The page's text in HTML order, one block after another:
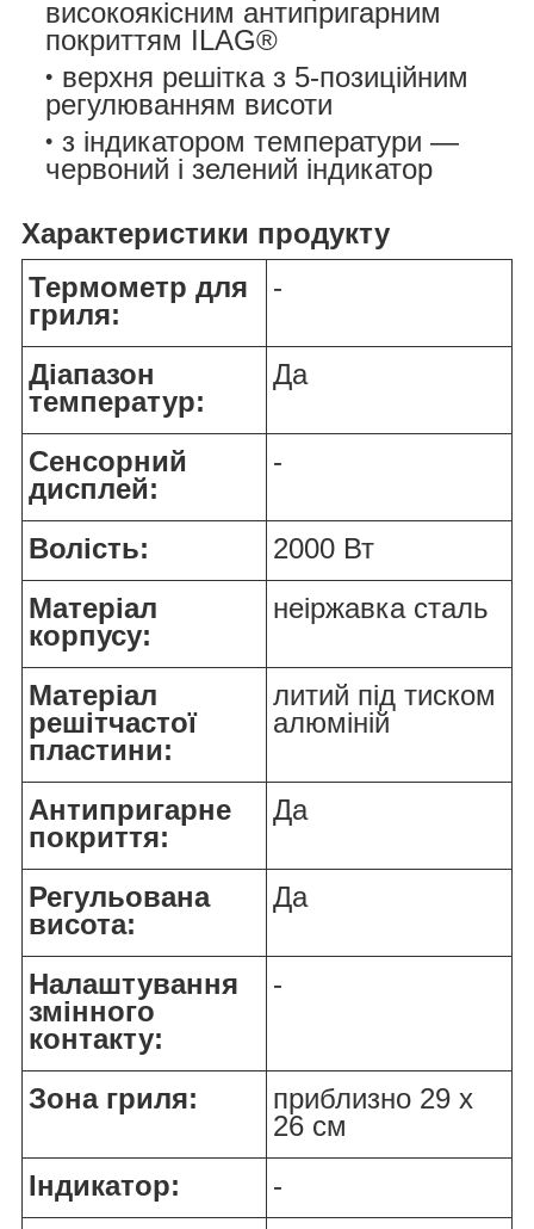
високоякісним антипригарним
покриттям ILAG®
верхня решітка з 5-позиційним
регулюванням висоти
з індикатором температури —
червоний і зелений індикатор
Характеристики продукту
Термометр для
гриля:
-
Діапазон
температур:
Да
Сенсорний
дисплей:
-
Волість:
2000 Вт
Матеріал
корпусу:
неіржавка сталь
Матеріал
решітчастої
пластини:
литий під тиском
алюміній
Антипригарне
покриття:
Да
Регульована
висота:
Да
Налаштування
змінного
контакту:
-
Зона гриля:
приблизно 29 x
26 см
Індикатор:
-